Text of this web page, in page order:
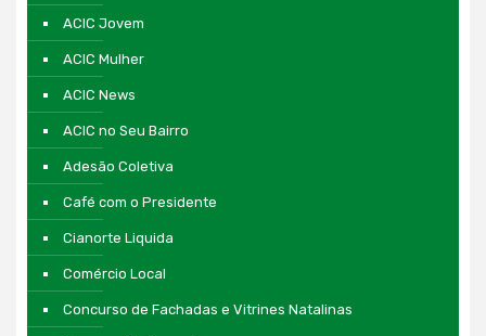
ACIC Jovem
ACIC Mulher
ACIC News
ACIC no Seu Bairro
Adesão Coletiva
Café com o Presidente
Cianorte Liquida
Comércio Local
Concurso de Fachadas e Vitrines Natalinas